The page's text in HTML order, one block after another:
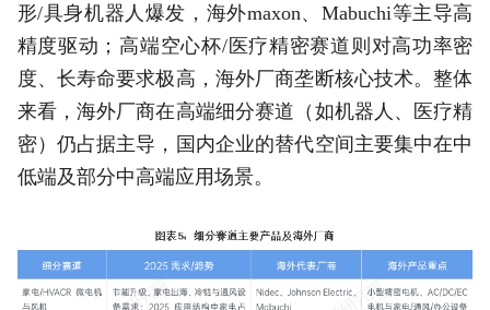
形/具身机器人爆发，海外maxon、Mabuchi等主导高
精度驱动；高端空心杯/医疗精密赛道则对高功率密
度、长寿命要求极高，海外厂商垄断核心技术。整体
来看，海外厂商在高端细分赛道（如机器人、医疗精
密）仍占据主导，国内企业的替代空间主要集中在中
低端及部分中高端应用场景。